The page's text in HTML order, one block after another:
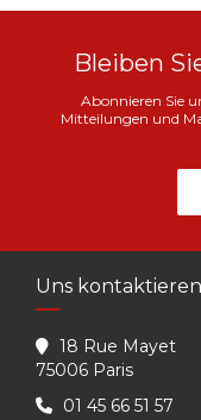
Bleiben
Abonnieren Sie
Mitteilungen und
Uns kontaktieren
18 Rue Mayet
75006 Paris((öffnet
01 45 66 51 57